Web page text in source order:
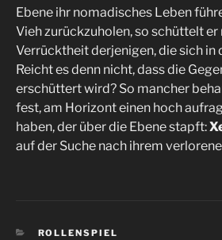
Ebene ihr nomadisches Leben
Vieh zurückzuholen, so schüttelt
Verrücktheit derjenigen, die sich
Reicht es denn nicht, dass die
erschüttert wird? So mancher
fest, am Horizont einen hoch
haben, der über die Ebene stapft:
auf der Suche nach ihrem
KATEGORIEN
ROLLENSPIEL